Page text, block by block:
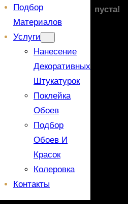
Подбор
Материалов
Услуги
Нанесение
Декоративных
Штукатурок
Поклейка
Обоев
Подбор
Обоев И
Красок
Колеровка
Контакты
пуста!